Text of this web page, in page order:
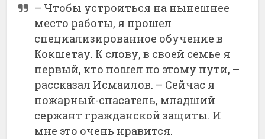
– Чтобы устроиться на нынешнее
место работы, я прошел
специализированное обучение в
Кокшетау. К слову, в своей семье я
первый, кто пошел по этому пути, –
рассказал Исмаилов. – Сейчас я
пожарный-спасатель, младший
сержант гражданской защиты. И
мне это очень нравится.